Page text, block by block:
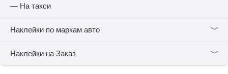
— На такси
Наклейки по маркам авто ﹀
Наклейки на Заказ ﹀